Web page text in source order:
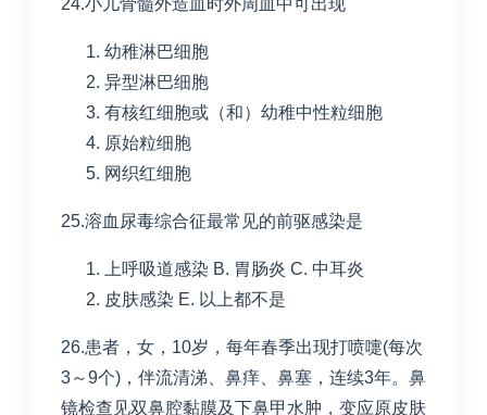
幼稚淋巴细胞
异型淋巴细胞
有核红细胞或（和）幼稚中性粒细胞
原始粒细胞
网织红细胞
25.溶血尿毒综合征最常见的前驱感染是
上呼吸道感染 B. 胃肠炎 C. 中耳炎
皮肤感染 E. 以上都不是
26.患者，女， 10岁，每年春季出现打喷嚏(每次
3～9个) ，伴流清涕、鼻痒、鼻塞，连续3年。鼻
镜检查见双鼻腔黏膜及下鼻甲水肿，变应原皮肤